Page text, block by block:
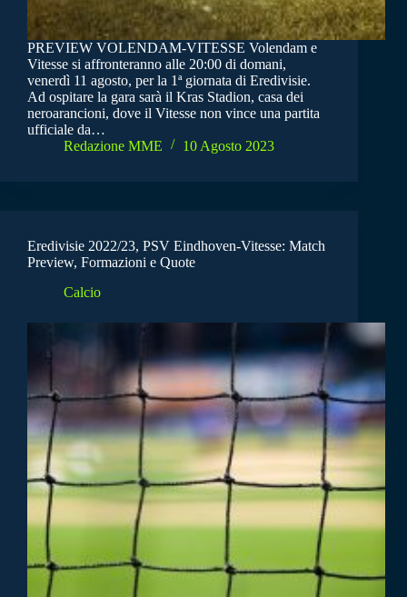
PREVIEW VOLENDAM-VITESSE Volendam e
Vitesse si affronteranno alle 20:00 di domani,
venerdì 11 agosto, per la 1ª giornata di Eredivisie.
Ad ospitare la gara sarà il Kras Stadion, casa dei
neroarancioni, dove il Vitesse non vince una partita
ufficiale da…
Redazione MME
10 Agosto 2023
Eredivisie 2022/23, PSV Eindhoven-Vitesse: Match
Preview, Formazioni e Quote
Calcio